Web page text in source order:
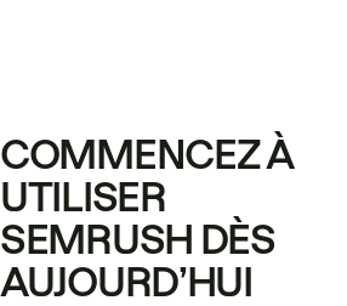
COMMENCEZ À
UTILISER
SEMRUSH DÈS
AUJOURD’HUI